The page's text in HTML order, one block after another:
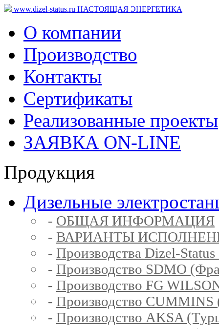
www.dizel-status.ru НАСТОЯЩАЯ ЭНЕРГЕТИКА
О компании
Производство
Контакты
Сертификаты
Реализованные проекты
ЗАЯВКА ON-LINE
Продукция
Дизельные
- ОБЩАЯ ИНФОРМАЦИЯ
- ВАРИАНТЫ
- Производства Dizel-
- Производство SDMO
- Производство FG
- Производство CUMMINS
- Производство AKSA